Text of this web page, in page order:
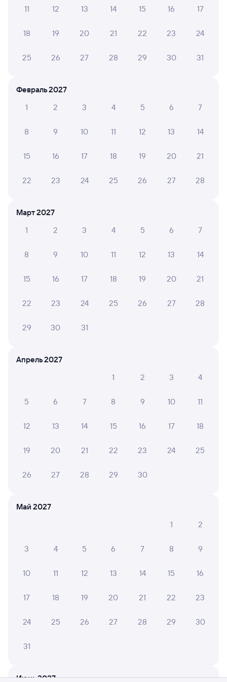
Проверьте актуальное расписание рейсов РЖД из Ангарска
расписание движения поездов в 2026 году.
Подробнее
Про расписание Ангарск — Кинель
На этом направлении ходит 0 поездов.
Билеты РЖД
Способы оплаты
Правила работы сервиса
А ещё здесь можно найти
11 12 13 14 15 16 17
18 19 20 21 22 23 24
25 26 27 28 29 30 31
Февраль 2027
1
2 3 4 5 6 7
8 9 10 11 12 13 14
15 16 17 18 19 20 21
22 23 24 25 26 27 28
Март 2027
1
2 3 4 5 6 7
8 9 10 11 12 13 14
15 16 17 18 19 20 21
22 23 24 25 26 27 28
29 30 31
Апрель 2027
1
2 3 4
5 6 7 8 9 10 11
12 13 14 15 16 17 18
19 20 21 22 23 24 25
26 27 28 29 30
Май 2027
1
2
3 4 5 6 7 8 9
10 11 12 13 14 15 16
17 18 19 20 21 22 23
24 25 26 27 28 29 30
31
Июнь 2027